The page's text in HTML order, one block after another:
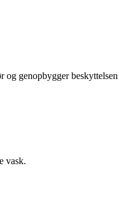
genopbygger
vask.